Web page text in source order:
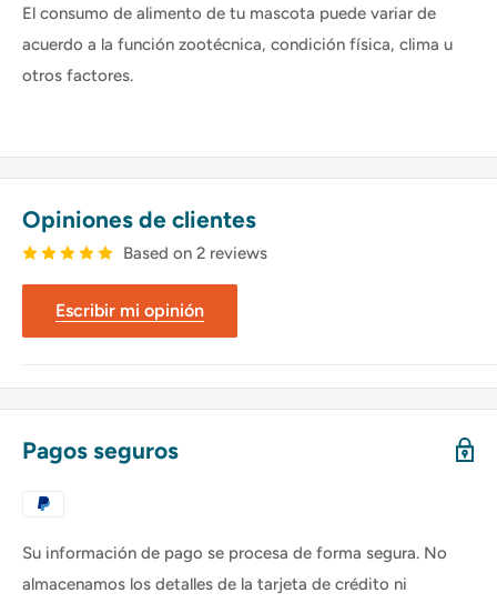
El consumo de alimento de tu mascota puede variar de
acuerdo a la función zootécnica, condición física, clima u
otros factores.
Opiniones de clientes
Based on 2 reviews
Escribir mi opinión
Pagos seguros
Su información de pago se procesa de forma segura. No
almacenamos los detalles de la tarjeta de crédito ni